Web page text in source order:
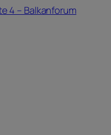
4 – Balkanforum